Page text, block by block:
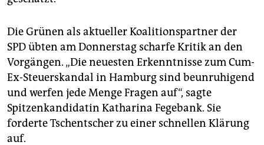
Die Grünen als aktueller Koalitionspartner der
SPD übten am Donnerstag scharfe Kritik an den
Vorgängen. „Die neuesten Erkenntnisse zum Cum-
Ex-Steuerskandal in Hamburg sind beunruhigend
und werfen jede Menge Fragen auf“, sagte
Spitzenkandidatin Katharina Fegebank. Sie
forderte Tschentscher zu einer schnellen Klärung
auf.